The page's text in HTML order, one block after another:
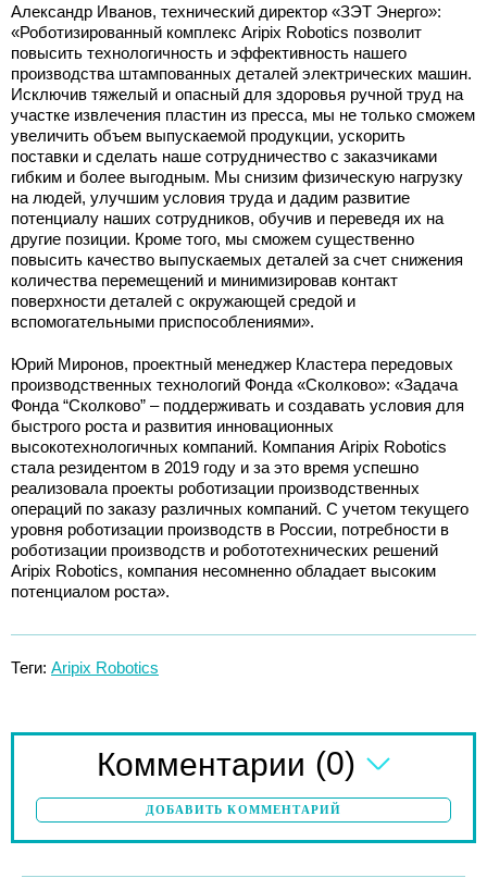
Александр Иванов, технический директор «ЗЭТ Энерго»:
«Роботизированный комплекс Aripix Robotics позволит
повысить технологичность и эффективность нашего
производства штампованных деталей электрических машин.
Исключив тяжелый и опасный для здоровья ручной труд на
участке извлечения пластин из пресса, мы не только сможем
увеличить объем выпускаемой продукции, ускорить
поставки и сделать наше сотрудничество с заказчиками
гибким и более выгодным. Мы снизим физическую нагрузку
на людей, улучшим условия труда и дадим развитие
потенциалу наших сотрудников, обучив и переведя их на
другие позиции. Кроме того, мы сможем существенно
повысить качество выпускаемых деталей за счет снижения
количества перемещений и минимизировав контакт
поверхности деталей с окружающей средой и
вспомогательными приспособлениями».
Юрий Миронов, проектный менеджер Кластера передовых
производственных технологий Фонда «Сколково»: «Задача
Фонда “Сколково” – поддерживать и создавать условия для
быстрого роста и развития инновационных
высокотехнологичных компаний. Компания Aripix Robotics
стала резидентом в 2019 году и за это время успешно
реализовала проекты роботизации производственных
операций по заказу различных компаний. С учетом текущего
уровня роботизации производств в России, потребности в
роботизации производств и робототехнических решений
Aripix Robotics, компания несомненно обладает высоким
потенциалом роста».
Теги: Aripix Robotics
Комментарии (0)
ДОБАВИТЬ КОММЕНТАРИЙ